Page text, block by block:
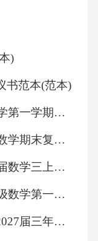
)
书范本(范本)
西师大版2027届三年级数学第一学期期末调研试题含解析
大同市左云县2027届四上数学期末复习检测模拟试题含解析
辽宁省大连市高新区2027届数学三上期末达标检测模拟试题含解析
本溪市明山区2027届六年级数学第一学期期末统考模拟试题含解析
黑龙江省哈尔滨市道外区2027届三年级数学第一学期期末检测试题含解析